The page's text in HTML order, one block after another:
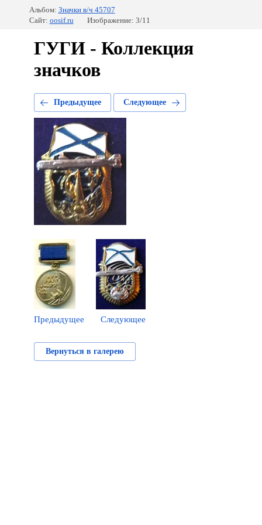
Альбом: Значки в/ч 45707
Сайт: oosif.ru Изображение: 3/11
ГУГИ - Коллекция
значков
Предыдущее Следующее
Предыдущее Следующее
Вернуться в галерею